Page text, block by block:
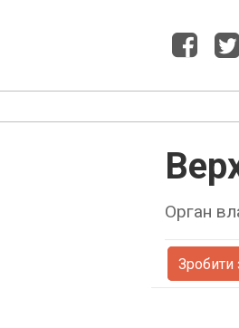
Орган
Зробити